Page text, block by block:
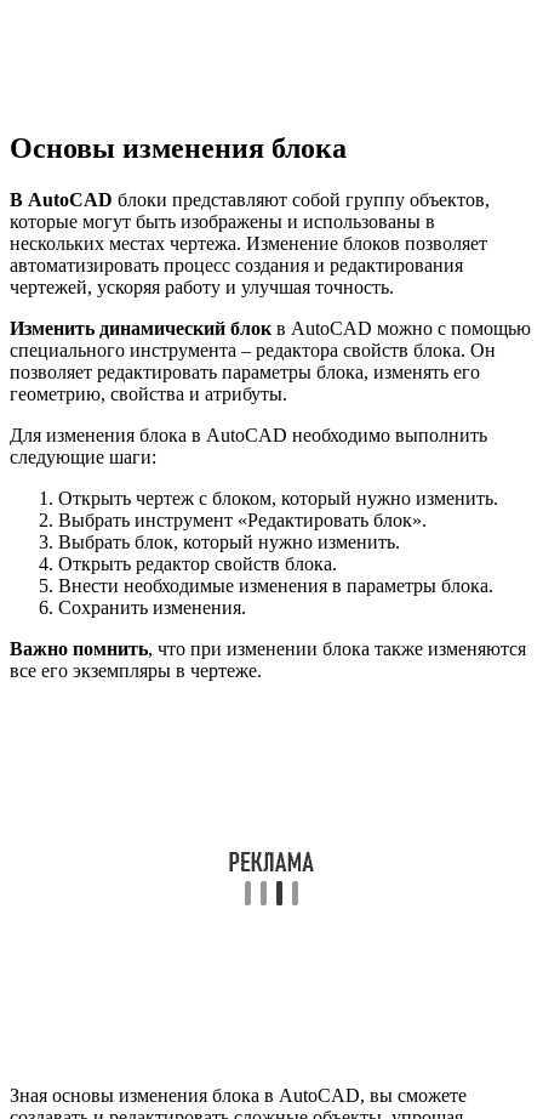
Основы изменения блока
В AutoCAD блоки представляют собой группу объектов,
которые могут быть изображены и использованы в
нескольких местах чертежа. Изменение блоков позволяет
автоматизировать процесс создания и редактирования
чертежей, ускоряя работу и улучшая точность.
Изменить динамический блок в AutoCAD можно с помощью
специального инструмента – редактора свойств блока. Он
позволяет редактировать параметры блока, изменять его
геометрию, свойства и атрибуты.
Для изменения блока в AutoCAD необходимо выполнить
следующие шаги:
Открыть чертеж с блоком, который нужно изменить.
Выбрать инструмент «Редактировать блок».
Выбрать блок, который нужно изменить.
Открыть редактор свойств блока.
Внести необходимые изменения в параметры блока.
Сохранить изменения.
Важно помнить, что при изменении блока также изменяются
все его экземпляры в чертеже.
Зная основы изменения блока в AutoCAD, вы сможете